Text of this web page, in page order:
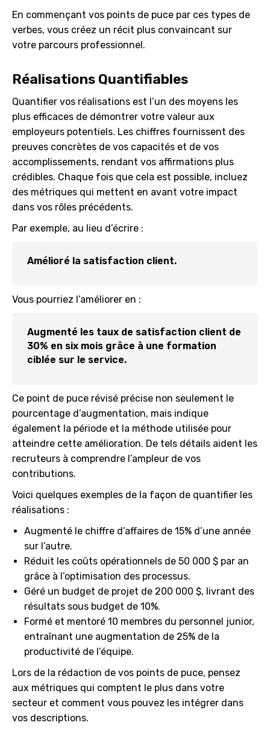
En commençant vos points de puce par ces types de
verbes, vous créez un récit plus convaincant sur
votre parcours professionnel.
Réalisations Quantifiables
Quantifier vos réalisations est l’un des moyens les
plus efficaces de démontrer votre valeur aux
employeurs potentiels. Les chiffres fournissent des
preuves concrètes de vos capacités et de vos
accomplissements, rendant vos affirmations plus
crédibles. Chaque fois que cela est possible, incluez
des métriques qui mettent en avant votre impact
dans vos rôles précédents.
Par exemple, au lieu d’écrire :
Amélioré la satisfaction client.
Vous pourriez l’améliorer en :
Augmenté les taux de satisfaction client de
30% en six mois grâce à une formation
ciblée sur le service.
Ce point de puce révisé précise non seulement le
pourcentage d’augmentation, mais indique
également la période et la méthode utilisée pour
atteindre cette amélioration. De tels détails aident les
recruteurs à comprendre l’ampleur de vos
contributions.
Voici quelques exemples de la façon de quantifier les
réalisations :
Augmenté le chiffre d’affaires de 15% d’une année
sur l’autre.
Réduit les coûts opérationnels de 50 000 $ par an
grâce à l’optimisation des processus.
Géré un budget de projet de 200 000 $, livrant des
résultats sous budget de 10%.
Formé et mentoré 10 membres du personnel junior,
entraînant une augmentation de 25% de la
productivité de l’équipe.
Lors de la rédaction de vos points de puce, pensez
aux métriques qui comptent le plus dans votre
secteur et comment vous pouvez les intégrer dans
vos descriptions.